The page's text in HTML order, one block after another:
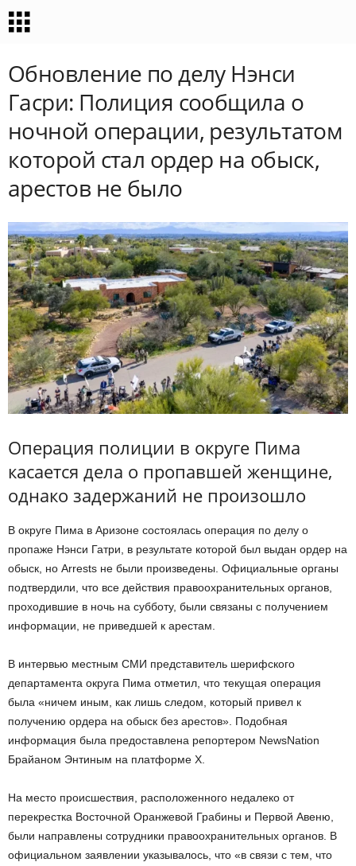
Обновление по делу Нэнси
Гасри: Полиция сообщила о
ночной операции, результатом
которой стал ордер на обыск,
арестов не было
Операция полиции в округе Пима
касается дела о пропавшей женщине,
однако задержаний не произошло
В округе Пима в Аризоне состоялась операция по делу о
пропаже Нэнси Гатри, в результате которой был выдан ордер на
обыск, но Arrests не были произведены. Официальные органы
подтвердили, что все действия правоохранительных органов,
проходившие в ночь на субботу, были связаны с получением
информации, не приведшей к арестам.
В интервью местным СМИ представитель шерифского
департамента округа Пима отметил, что текущая операция
была «ничем иным, как лишь следом, который привел к
получению ордера на обыск без арестов». Подобная
информация была предоставлена репортером NewsNation
Брайаном Энтиным на платформе X.
На место происшествия, расположенного недалеко от
перекрестка Восточной Оранжевой Грабины и Первой Авеню,
были направлены сотрудники правоохранительных органов. В
официальном заявлении указывалось, что «в связи с тем, что